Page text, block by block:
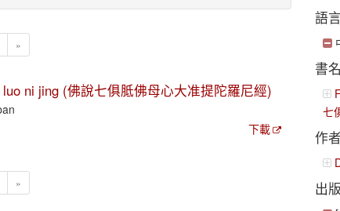
»
ni jing (佛說七俱胝佛母心大准提陀羅尼經)
下載
»
語言
書名
七
作
出